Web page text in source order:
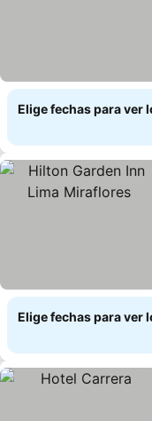
Elige fechas para ver
Elige fechas para ver